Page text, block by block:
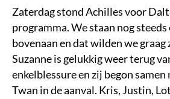
Zaterdag stond Achilles voor
programma. We staan nog steeds
bovenaan en dat wilden we graag
Suzanne is gelukkig weer terug
enkelblessure en zij begon samen
Twan in de aanval. Kris, Justin,